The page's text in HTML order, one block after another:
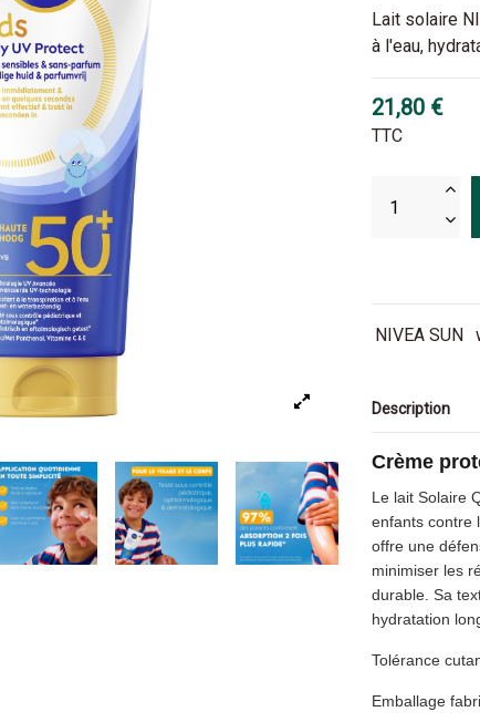
Lait solaire
à l'eau,
21,80 €
TTC
NIVEA SUN
Description
Crème
Le lait Solaire
enfants contre
offre une
minimiser les
durable. Sa
hydratation
Tolérance
Emballage